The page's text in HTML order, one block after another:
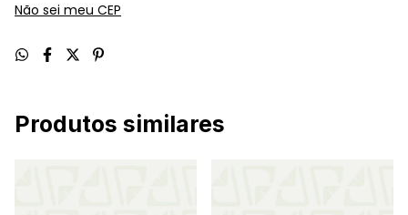
Não sei meu CEP
Produtos similares